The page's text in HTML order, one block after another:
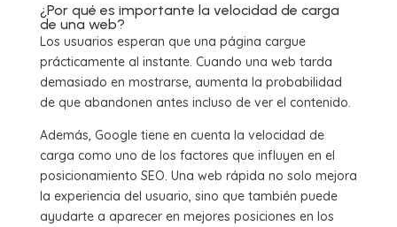
¿Por qué es importante la velocidad de carga
de una web?
Los usuarios esperan que una página cargue
prácticamente al instante. Cuando una web tarda
demasiado en mostrarse, aumenta la probabilidad
de que abandonen antes incluso de ver el contenido.
Además, Google tiene en cuenta la velocidad de
carga como uno de los factores que influyen en el
posicionamiento SEO. Una web rápida no solo mejora
la experiencia del usuario, sino que también puede
ayudarte a aparecer en mejores posiciones en los